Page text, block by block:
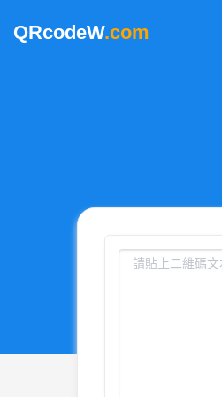
QRcodeW.com